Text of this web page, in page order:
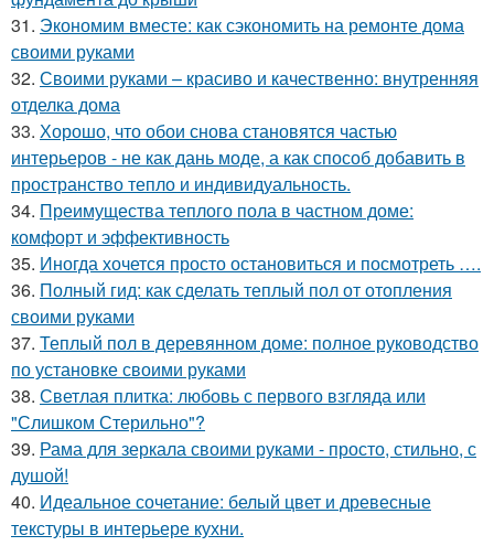
31. Экономим вместе: как сэкономить на ремонте дома
своими руками
32. Своими руками – красиво и качественно: внутренняя
отделка дома
33. Хорошо, что обои снова становятся частью
интерьеров - не как дань моде, а как способ добавить в
пространство тепло и индивидуальность.
34. Преимущества теплого пола в частном доме:
комфорт и эффективность
35. Иногда хочется просто остановиться и посмотреть ….
36. Полный гид: как сделать теплый пол от отопления
своими руками
37. Теплый пол в деревянном доме: полное руководство
по установке своими руками
38. Светлая плитка: любовь с первого взгляда или
"Слишком Стерильно"?
39. Рама для зеркала своими руками - просто, стильно, с
душой!
40. Идеальное сочетание: белый цвет и древесные
текстуры в интерьере кухни.